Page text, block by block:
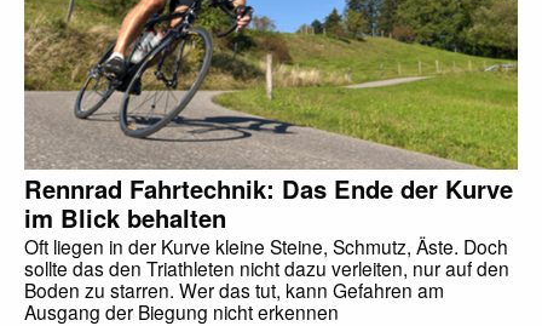
Rennrad Fahrtechnik: Das Ende der Kurve
im Blick behalten
Oft liegen in der Kurve kleine Steine, Schmutz, Äste. Doch
sollte das den Triathleten nicht dazu verleiten, nur auf den
Boden zu starren. Wer das tut, kann Gefahren am
Ausgang der Biegung nicht erkennen